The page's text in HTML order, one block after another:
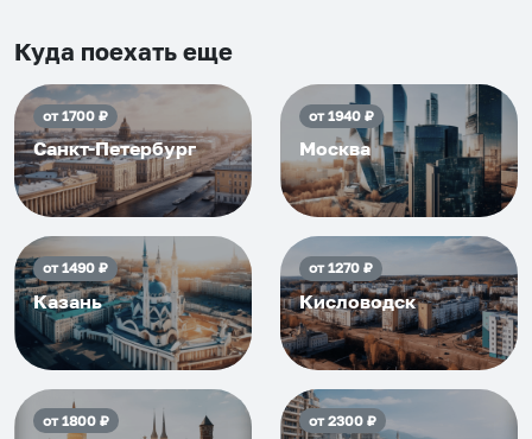
приезжать еще...
Куда поехать еще
от1700₽
Санкт-Петербург
от1940₽
Москва
от1490₽
Казань
от1270₽
Кисловодск
от1800₽ от2300₽